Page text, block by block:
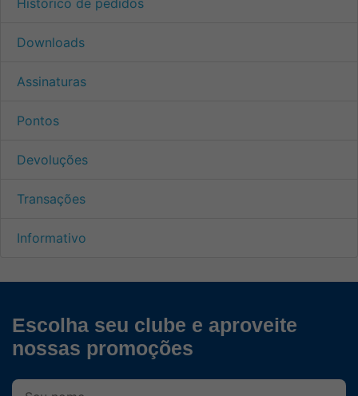
Downloads
Assinaturas
Pontos
Devoluções
Transações
Informativo
Escolha seu clube e aproveite
nossas promoções